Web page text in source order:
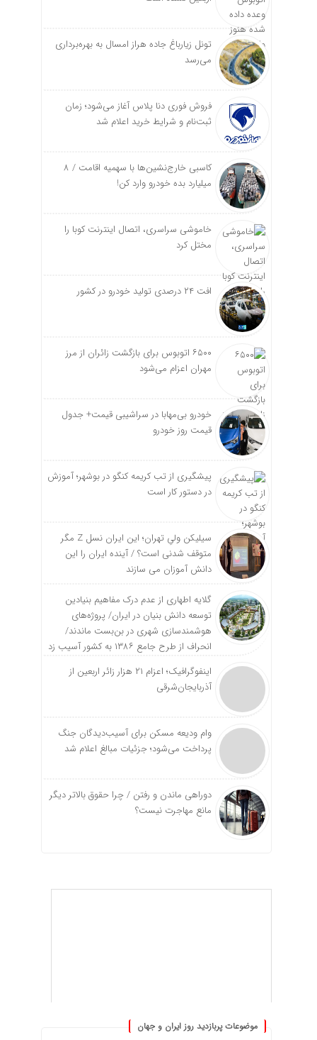
تونل زیارباغ جاده هراز امسال به بهره‌برداری
می‌رسد
فروش فوری دنا پلاس آغاز می‌شود؛ زمان
ثبت‌نام و شرایط خرید اعلام شد
کاسبی خارج‌نشین‌ها با سهمیه اقامت / ۸
میلیارد بده خودرو وارد کن!
خاموشی سراسری، اتصال اینترنت کوبا را
مختل کرد
افت ۲۴ درصدی تولید خودرو در کشور
۶۵۰۰ اتوبوس برای بازگشت زائران از مرز
مهران اعزام می‌شود
خودرو بی‌مهابا در سراشیبی قیمت+ جدول
قیمت روز خودرو
پیشگیری از تب کریمه کنگو در بوشهر؛ آموزش
در دستور کار است
سیلیکن ولیِ تهران؛ این ایران نسل Z مگر
متوقف شدنی است؟ / آینده ایران را این
دانش آموزان می سازند
گلایه اطهاری از عدم درک مفاهیم بنیادین
توسعه دانش بنیان در ایران/ پروژه‌های
هوشمندسازی شهری در بن‌بست ماندند/
انحراف از طرح جامع ۱۳۸۶ به کشور آسیب زد
اینفوگرافیک؛ اعزام ۲۱ هزار زائر اربعین از
آذربایجان‌شرقی
وام ودیعه مسکن برای آسیب‌دیدگان جنگ
پرداخت می‌شود؛ جزئیات مبالغ اعلام شد
دوراهی ماندن و رفتن / چرا حقوق بالاتر دیگر
مانع مهاجرت نیست؟
موضوعات پربازدید روز ایران و جهان